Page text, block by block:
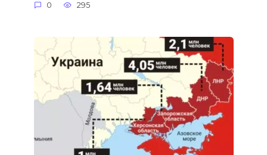
0 295